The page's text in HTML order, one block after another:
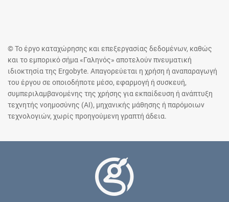
© Το έργο καταχώρησης και επεξεργασίας δεδομένων, καθώς
και το εμπορικό σήμα «Γαληνός» αποτελούν πνευματική
ιδιοκτησία της Ergobyte. Απαγορεύεται η χρήση ή αναπαραγωγή
του έργου σε οποιοδήποτε μέσο, εφαρμογή ή συσκευή,
συμπεριλαμβανομένης της χρήσης για εκπαίδευση ή ανάπτυξη
τεχνητής νοημοσύνης (AI), μηχανικής μάθησης ή παρόμοιων
τεχνολογιών, χωρίς προηγούμενη γραπτή άδεια.